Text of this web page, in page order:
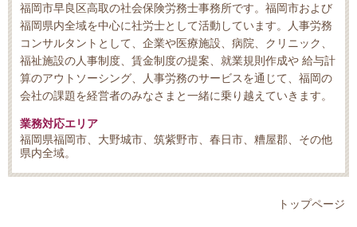
福岡市早良区高取の社会保険労務士事務所です。福岡市および
福岡県内全域を中心に社労士として活動しています。人事労務
コンサルタントとして、企業や医療施設、病院、クリニック、
福祉施設の人事制度、賃金制度の提案、就業規則作成や 給与計
算のアウトソーシング、人事労務のサービスを通じて、福岡の
会社の課題を経営者のみなさまと一緒に乗り越えていきます。
業務対応エリア
福岡県福岡市、大野城市、筑紫野市、春日市、糟屋郡、その他
県内全域。
トップページ